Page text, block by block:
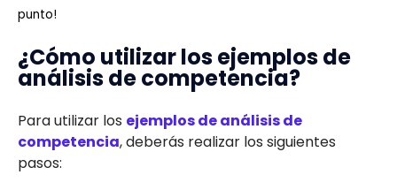
punto!
¿Cómo utilizar los ejemplos de
análisis de competencia?
Para utilizar los ejemplos de análisis de
competencia, deberás realizar los siguientes
pasos: